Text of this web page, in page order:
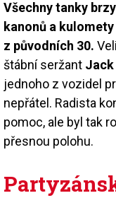
Všechny tanky
kanonů a
z původních 30.
štábní seržant
jednoho z vozidel
nepřátel. Radista
pomoc, ale byl tak
přesnou polohu.